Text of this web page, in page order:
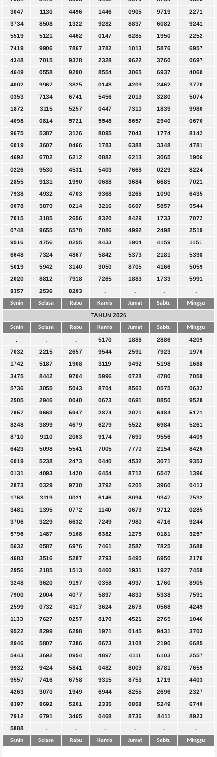
3047
1130 4496 1446 0905 9719
2271
3734
8508 1322 9282 8837 6082
9241
5519
5121 4462 0147 6285 1950
2252
7419
9906 7867 3782 1013 5876
6957
4348
7015 9328 2328 9622 3760
0697
4649
0558 9290 8554 3065 6937
4060
4002
9967 3825 0148 4209 2462
3770
0353
7134 6741 5456 2019 3280
5074
1872
3115 5257 0447 7310 1839
9980
4098
0814 5721 5548 8657 2940
0670
9675
5387 3126 8095 7043 1774
8142
6019
3607 0466 1783 6388 3348
4781
4692
6702 6212 0882 6213 3065
1906
0226
9530 4531 5403 7668 0229
8224
2855
9131 1990 0688 3684 6685
7021
7938
4932 4703 9368 3266 1090
6435
0078
5879 0214 3216 6607 5857
9544
7015
3185 2656 8320 8429 1733
7072
0748
9655 6570 7086 4992 2498
2519
9516
4756 0255 8433 1904 4159
1151
6648
7324 4867 5842 5373 2181
5398
5019
5942 3140 3050 8705 4166
5059
2020
8812 7918 7265 1883 1733
5991
8357
2536 8293 . . . .
Senin Selasa Rabu Kamis Jumat Sabtu Minggu
TAHUN 2026
Senin Selasa Rabu Kamis Jumat Sabtu Minggu
. . . 5170 1886 2886
4209
7032
2215 2657 9544 2591 7923
1976
1742
5187 1908 3119 3492 5198
1688
3475
8442 9704 5996 0728 4780
7059
5736
3055 5043 8704 8560 0575
0632
2505
2946 0040 0673 0691 8850
9528
7957
9663 5947 2874 2971 6484
5171
8248
3899 4679 6279 5522 6984
5261
8710
9110 2063 9174 7690 9556
4409
6423
5098 5541 7005 7770 2154
8426
6019
5238 2473 0440 4532 3071
9353
0131
4093 1420 6454 8712 6547
1396
2873
0329 9730 3792 6205 3960
0413
1768
3119 0021 6146 8094 9347
7532
3481
1395 0772 1140 0679 9712
0285
3706
3229 6632 7249 7980 4716
9244
5796
1487 9168 6382 1275 0181
3257
5632
0587 6976 7461 2587 7825
3689
4683
3516 5287 2793 5490 6950
2170
2956
2185 1513 0460 1931 1927
7459
3248
3620 9197 0358 4937 1760
8905
7900
2004 4077 5897 4830 5338
7591
2599
0732 4317 3624 2678 0568
4249
1133
7627 0257 8170 4521 2765
1046
9522
8299 6298 1971 0145 9431
3703
8946
5807 7386 0673 3108 2190
6685
5443
3692 0954 4897 4111 6103
2557
9932
9424 5841 0482 8009 8781
7659
9557
7416 6758 9315 8753 1719
4403
4263
3070 1949 6944 8255 2696
2327
8397
8692 5201 2335 0858 5249
6740
7912
6791 3465 0468 8736 8411
8923
5888
. . . . . .
Senin Selasa Rabu Kamis Jumat Sabtu Minggu